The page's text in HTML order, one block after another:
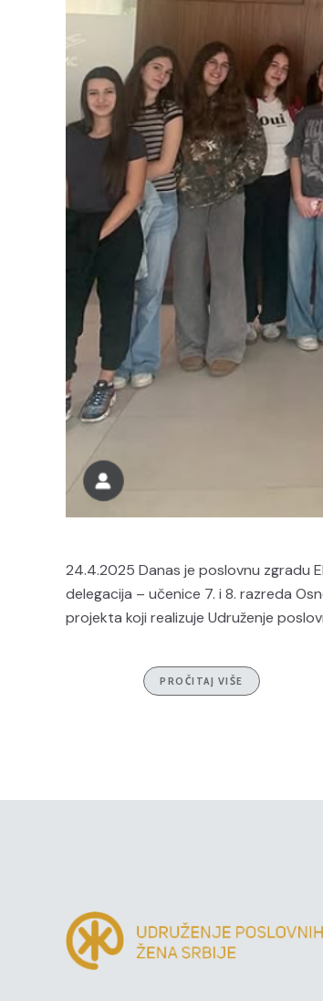
24.4.2025 Danas je poslovnu zgradu
delegacija – učenice 7. i 8. razreda
projekta koji realizuje Udruženje
PROČITAJ VIŠE